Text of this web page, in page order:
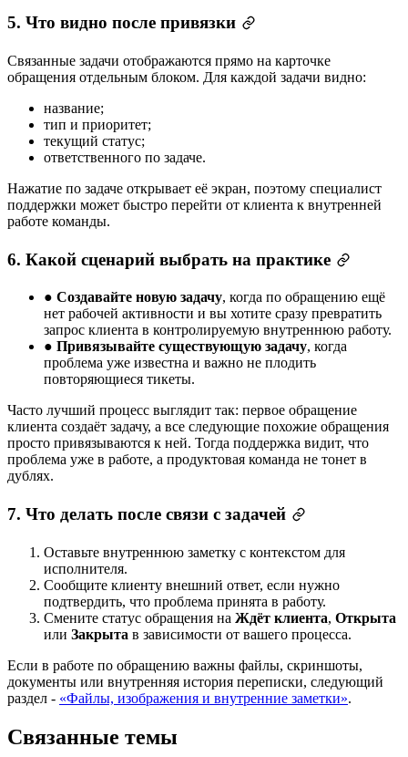
5. Что видно после привязки
Связанные задачи отображаются прямо на карточке
обращения отдельным блоком. Для каждой задачи видно:
название;
тип и приоритет;
текущий статус;
ответственного по задаче.
Нажатие по задаче открывает её экран, поэтому специалист
поддержки может быстро перейти от клиента к внутренней
работе команды.
6. Какой сценарий выбрать на практике
● Создавайте новую задачу, когда по обращению ещё
нет рабочей активности и вы хотите сразу превратить
запрос клиента в контролируемую внутреннюю работу.
● Привязывайте существующую задачу, когда
проблема уже известна и важно не плодить
повторяющиеся тикеты.
Часто лучший процесс выглядит так: первое обращение
клиента создаёт задачу, а все следующие похожие обращения
просто привязываются к ней. Тогда поддержка видит, что
проблема уже в работе, а продуктовая команда не тонет в
дублях.
7. Что делать после связи с задачей
Оставьте внутреннюю заметку с контекстом для
исполнителя.
Сообщите клиенту внешний ответ, если нужно
подтвердить, что проблема принята в работу.
Смените статус обращения на Ждёт клиента, Открыта
или Закрыта в зависимости от вашего процесса.
Если в работе по обращению важны файлы, скриншоты,
документы или внутренняя история переписки, следующий
раздел - «Файлы, изображения и внутренние заметки».
Связанные темы